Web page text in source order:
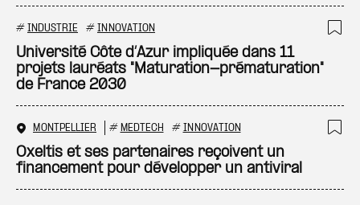
# INDUSTRIE # INNOVATION
Université Côte d’Azur impliquée dans 11
projets lauréats "Maturation-prématuration"
de France 2030
MONTPELLIER # MEDTECH # INNOVATION
Oxeltis et ses partenaires reçoivent un
financement pour développer un antiviral